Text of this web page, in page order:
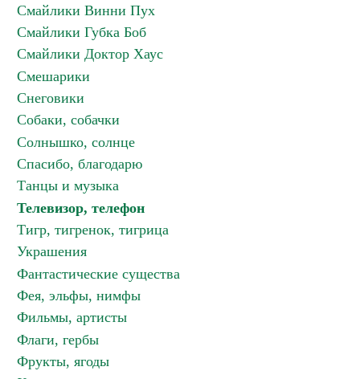
Смайлики Винни Пух
Смайлики Губка Боб
Смайлики Доктор Хаус
Смешарики
Снеговики
Собаки, собачки
Солнышко, солнце
Спасибо, благодарю
Танцы и музыка
Телевизор, телефон
Тигр, тигренок, тигрица
Украшения
Фантастические существа
Фея, эльфы, нимфы
Фильмы, артисты
Флаги, гербы
Фрукты, ягоды